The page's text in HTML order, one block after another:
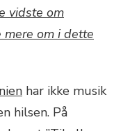
vidste om
om i dette
har ikke musik
hilsen. På